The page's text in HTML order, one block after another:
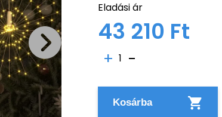
Eladási ár
43 210 Ft
1
Kosárba